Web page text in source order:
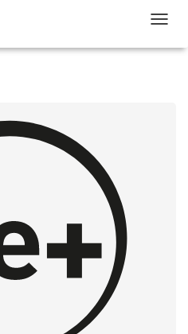
T